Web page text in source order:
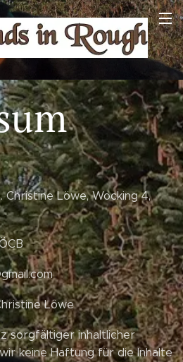
Christine Löwe, Wocking 4,
Löwe
sorgfältiger inhaltlicher
keine Haftung für die Inhalte